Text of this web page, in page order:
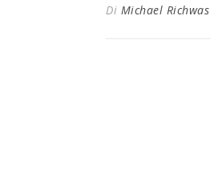
Di Michael Richwas